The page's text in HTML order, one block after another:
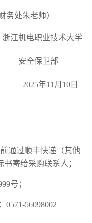
务处朱老师）
浙江机电职业技术大学
安全保卫部
2025年1 1 月 10 日
前通过顺丰快递（其他
寄给采购联系人；
号；
0571-56098002